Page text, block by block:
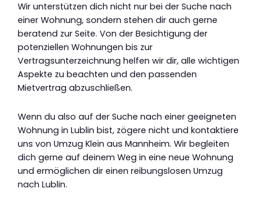
Wir unterstützen dich nicht nur bei der Suche nach
einer Wohnung, sondern stehen dir auch gerne
beratend zur Seite. Von der Besichtigung der
potenziellen Wohnungen bis zur
Vertragsunterzeichnung helfen wir dir, alle wichtigen
Aspekte zu beachten und den passenden
Mietvertrag abzuschließen.
Wenn du also auf der Suche nach einer geeigneten
Wohnung in Lublin bist, zögere nicht und kontaktiere
uns von Umzug Klein aus Mannheim. Wir begleiten
dich gerne auf deinem Weg in eine neue Wohnung
und ermöglichen dir einen reibungslosen Umzug
nach Lublin.